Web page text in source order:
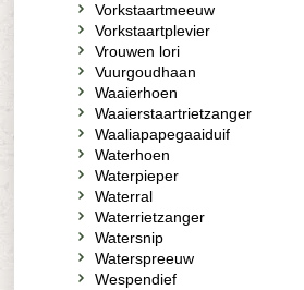
Vorkstaartmeeuw
Vorkstaartplevier
Vrouwen lori
Vuurgoudhaan
Waaierhoen
Waaierstaartrietzanger
Waaliapapegaaiduif
Waterhoen
Waterpieper
Waterral
Waterrietzanger
Watersnip
Waterspreeuw
Wespendief